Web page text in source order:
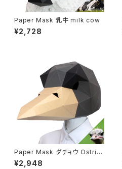
Paper Mask 乳牛 milk cow
¥2,728
Paper Mask ダチョウ Ostric
h
¥2,948